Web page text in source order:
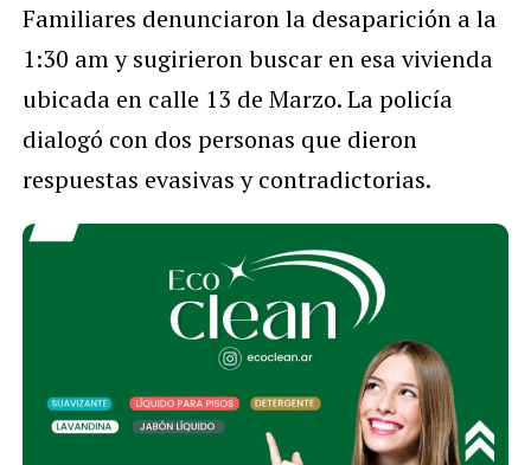
Familiares denunciaron la desaparición a la
1:30 am y sugirieron buscar en esa vivienda
ubicada en calle 13 de Marzo. La policía
dialogó con dos personas que dieron
respuestas evasivas y contradictorias.